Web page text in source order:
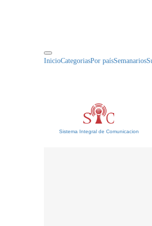
InicioCategoriasPor paísSemanarios
Sistema Integral de Comunicacion